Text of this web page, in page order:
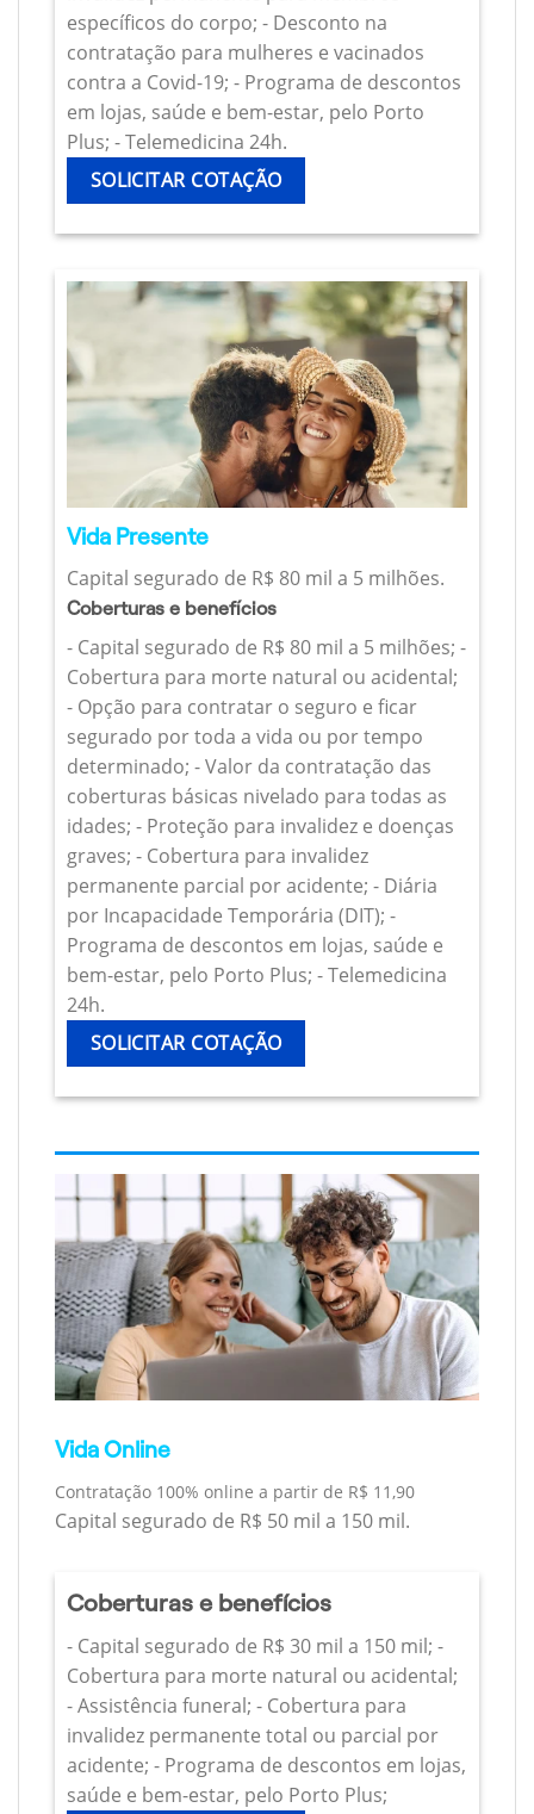
específicos do corpo; - Desconto na
contratação para mulheres e vacinados
contra a Covid-19; - Programa de descontos
em lojas, saúde e bem-estar, pelo Porto
Plus; - Telemedicina 24h.
SOLICITAR COTAÇÃO
Vida Presente
Capital segurado de R$ 80 mil a 5 milhões.
Coberturas e benefícios
- Capital segurado de R$ 80 mil a 5 milhões; -
Cobertura para morte natural ou acidental;
- Opção para contratar o seguro e ficar
segurado por toda a vida ou por tempo
determinado; - Valor da contratação das
coberturas básicas nivelado para todas as
idades; - Proteção para invalidez e doenças
graves; - Cobertura para invalidez
permanente parcial por acidente; - Diária
por Incapacidade Temporária (DIT); -
Programa de descontos em lojas, saúde e
bem-estar, pelo Porto Plus; - Telemedicina
24h.
SOLICITAR COTAÇÃO
Vida Online
Contratação 100% online a partir de R$ 11,90
Capital segurado de R$ 50 mil a 150 mil.
Coberturas e benefícios
- Capital segurado de R$ 30 mil a 150 mil; -
Cobertura para morte natural ou acidental;
- Assistência funeral; - Cobertura para
invalidez permanente total ou parcial por
acidente; - Programa de descontos em lojas,
saúde e bem-estar, pelo Porto Plus;